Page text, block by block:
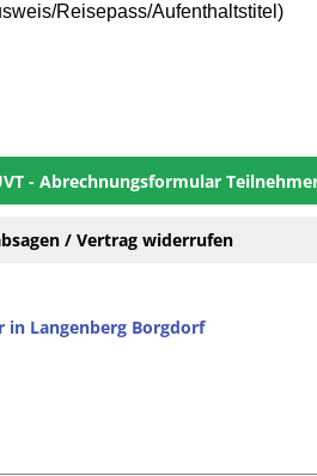
Reisepass/Aufenthaltstitel)
- Abrechnungsformular
/ Vertrag widerrufen
in Langenberg Borgdorf